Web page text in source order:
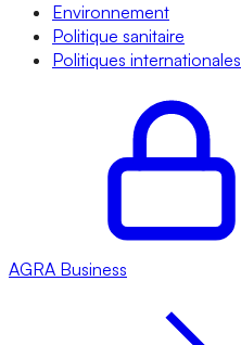
Environnement
Politique sanitaire
Politiques internationales
AGRA Business